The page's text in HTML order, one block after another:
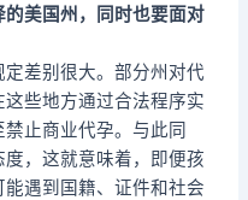
美国州，同时也要面对
差别很大。部分州对代
些地方通过合法程序实
止商业代孕。与此同
，这就意味着，即便孩
遇到国籍、证件和社会